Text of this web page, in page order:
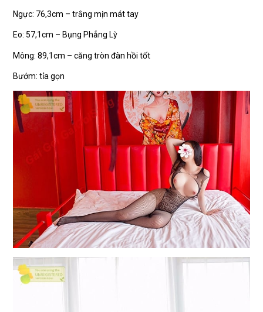
Ngực: 76,3cm – trắng mịn mát tay
Eo: 57,1cm – Bụng Phẳng Lỳ
Mông: 89,1cm – căng tròn đàn hồi tốt
Bướm: tỉa gọn